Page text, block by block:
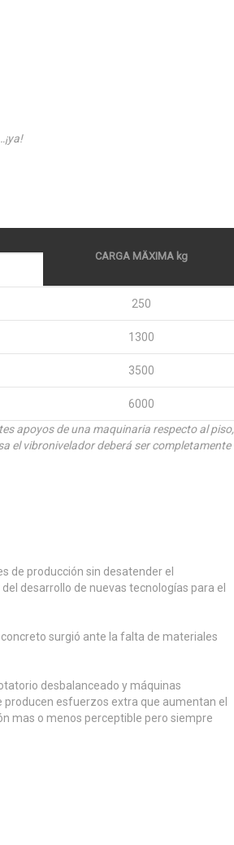
CARGA MÄXIMA kg
250
1300
3500
6000
apoyos de una maquinaria respecto al piso,
el vibronivelador deberá ser completamente
de producción sin desatender el
desarrollo de nuevas tecnologías para el
surgió ante la falta de materiales
desbalanceado y máquinas
esfuerzos extra que aumentan el
mas o menos perceptible pero siempre